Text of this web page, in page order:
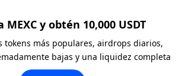
MEXC y obtén 10,000 USDT
tokens más populares, airdrops diarios,
bajas y una liquidez completa